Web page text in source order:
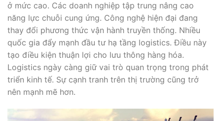
ở mức cao. Các doanh nghiệp tập trung nâng cao
năng lực chuỗi cung ứng. Công nghệ hiện đại đang
thay đổi phương thức vận hành truyền thống. Nhiều
quốc gia đẩy mạnh đầu tư hạ tầng logistics. Điều này
tạo điều kiện thuận lợi cho lưu thông hàng hóa.
Logistics ngày càng giữ vai trò quan trọng trong phát
triển kinh tế. Sự cạnh tranh trên thị trường cũng trở
nên mạnh mẽ hơn.